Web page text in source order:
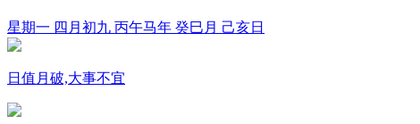
星期一 四月初九 丙午马年 癸巳月 己亥日
日值月破,大事不宜